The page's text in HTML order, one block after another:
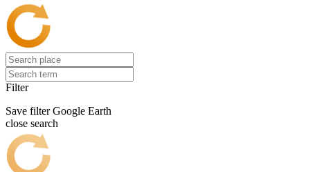
Filter
Save filter Google Earth
close search